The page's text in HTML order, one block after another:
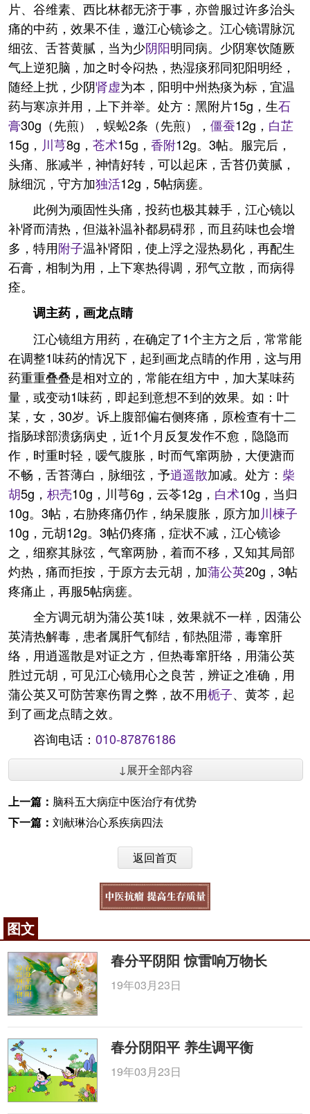
片、谷维素、西比林都无济于事，亦曾服过许多治头
痛的中药，效果不佳，邀江心镜诊之。江心镜谓脉沉
细弦、舌苔黄腻，当为少阴阳明同病。少阴寒饮随厥
气上逆犯脑，加之时令闷热，热湿痰邪同犯阳明经，
随经上扰，少阴肾虚为本，阳明中州热痰为标，宜温
药与寒凉并用，上下并举。处方：黑附片15g，生石
膏30g（先煎），蜈蚣2条（先煎）， 僵蚕12g， 白芷
15g， 川芎8g， 苍术15g， 香附12g。3帖。服完后，
头痛、胀减半，神情好转，可以起床，舌苔仍黄腻，
脉细沉，守方加独活12g，5帖病瘥。
此例为顽固性头痛，投药也极其棘手，江心镜以
补肾而清热，但滋补温补都易碍邪，而且药味也会增
多，特用附子温补肾阳，使上浮之湿热易化，再配生
石膏，相制为用，上下寒热得调，邪气立散，而病得
痊。
调主药，画龙点睛
江心镜组方用药，在确定了1个主方之后，常常能
在调整1味药的情况下，起到画龙点睛的作用，这与用
药重重叠叠是相对立的，常能在组方中，加大某味药
量，或变动1味药，即起到意想不到的效果。如：叶
某，女，30岁。诉上腹部偏右侧疼痛，原检查有十二
指肠球部溃疡病史，近1个月反复发作不愈，隐隐而
作，时重时轻，嗳气腹胀，时而气窜两胁，大便溏而
不畅，舌苔薄白，脉细弦，予逍遥散加减。处方： 柴
胡5g， 枳壳10g，川芎6g，云苓12g， 白术10g，当归
10g。3帖，右胁疼痛仍作，纳呆腹胀，原方加川楝子
10g，元胡12g。3帖仍疼痛，症状不减，江心镜诊
之，细察其脉弦，气窜两胁，着而不移，又知其局部
灼热，痛而拒按，于原方去元胡，加蒲公英20g，3帖
疼痛止，再服5帖病瘥。
全方调元胡为蒲公英1味，效果就不一样，因蒲公
英清热解毒，患者属肝气郁结，郁热阻滞，毒窜肝
络，用逍遥散是对证之方，但热毒窜肝络，用蒲公英
胜过元胡，可见江心镜用心之良苦，辨证之准确，用
蒲公英又可防苦寒伤胃之弊，故不用栀子、黄芩，起
到了画龙点睛之效。
咨询电话： 010-87876186
↓展开全部内容
上一篇： 脑科五大病症中医治疗有优势
下一篇： 刘献琳治心系疾病四法
返回首页
图文
春分平阴阳 惊雷响万物长
19年03月23日
春分阴阳平 养生调平衡
19年03月23日